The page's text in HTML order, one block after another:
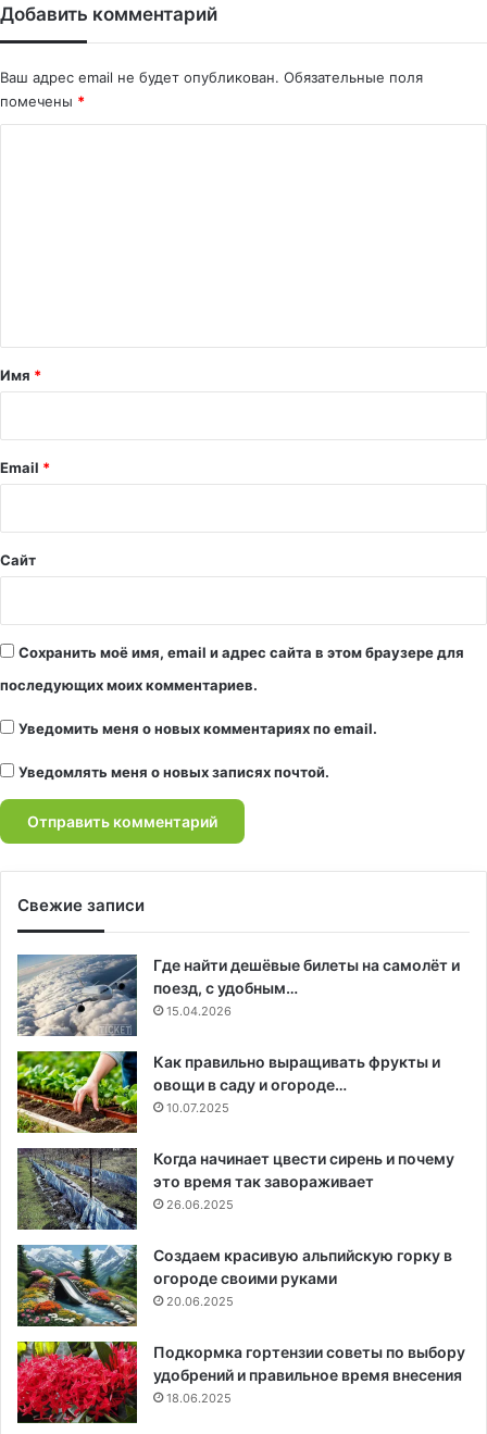
Добавить комментарий
Ваш адрес email не будет опубликован. Обязательные поля
помечены *
а
й
Имя *
Email *
Сайт
Сохранить моё имя, email и адрес сайта в этом браузере для
последующих моих комментариев.
Уведомить меня о новых комментариях по email.
Уведомлять меня о новых записях почтой.
Свежие записи
Где найти дешёвые билеты на самолёт и
поезд, с удобным…
15.04.2026
Как правильно выращивать фрукты и
овощи в саду и огороде…
10.07.2025
Когда начинает цвести сирень и почему
это время так завораживает
26.06.2025
Создаем красивую альпийскую горку в
огороде своими руками
20.06.2025
Подкормка гортензии советы по выбору
удобрений и правильное время внесения
18.06.2025